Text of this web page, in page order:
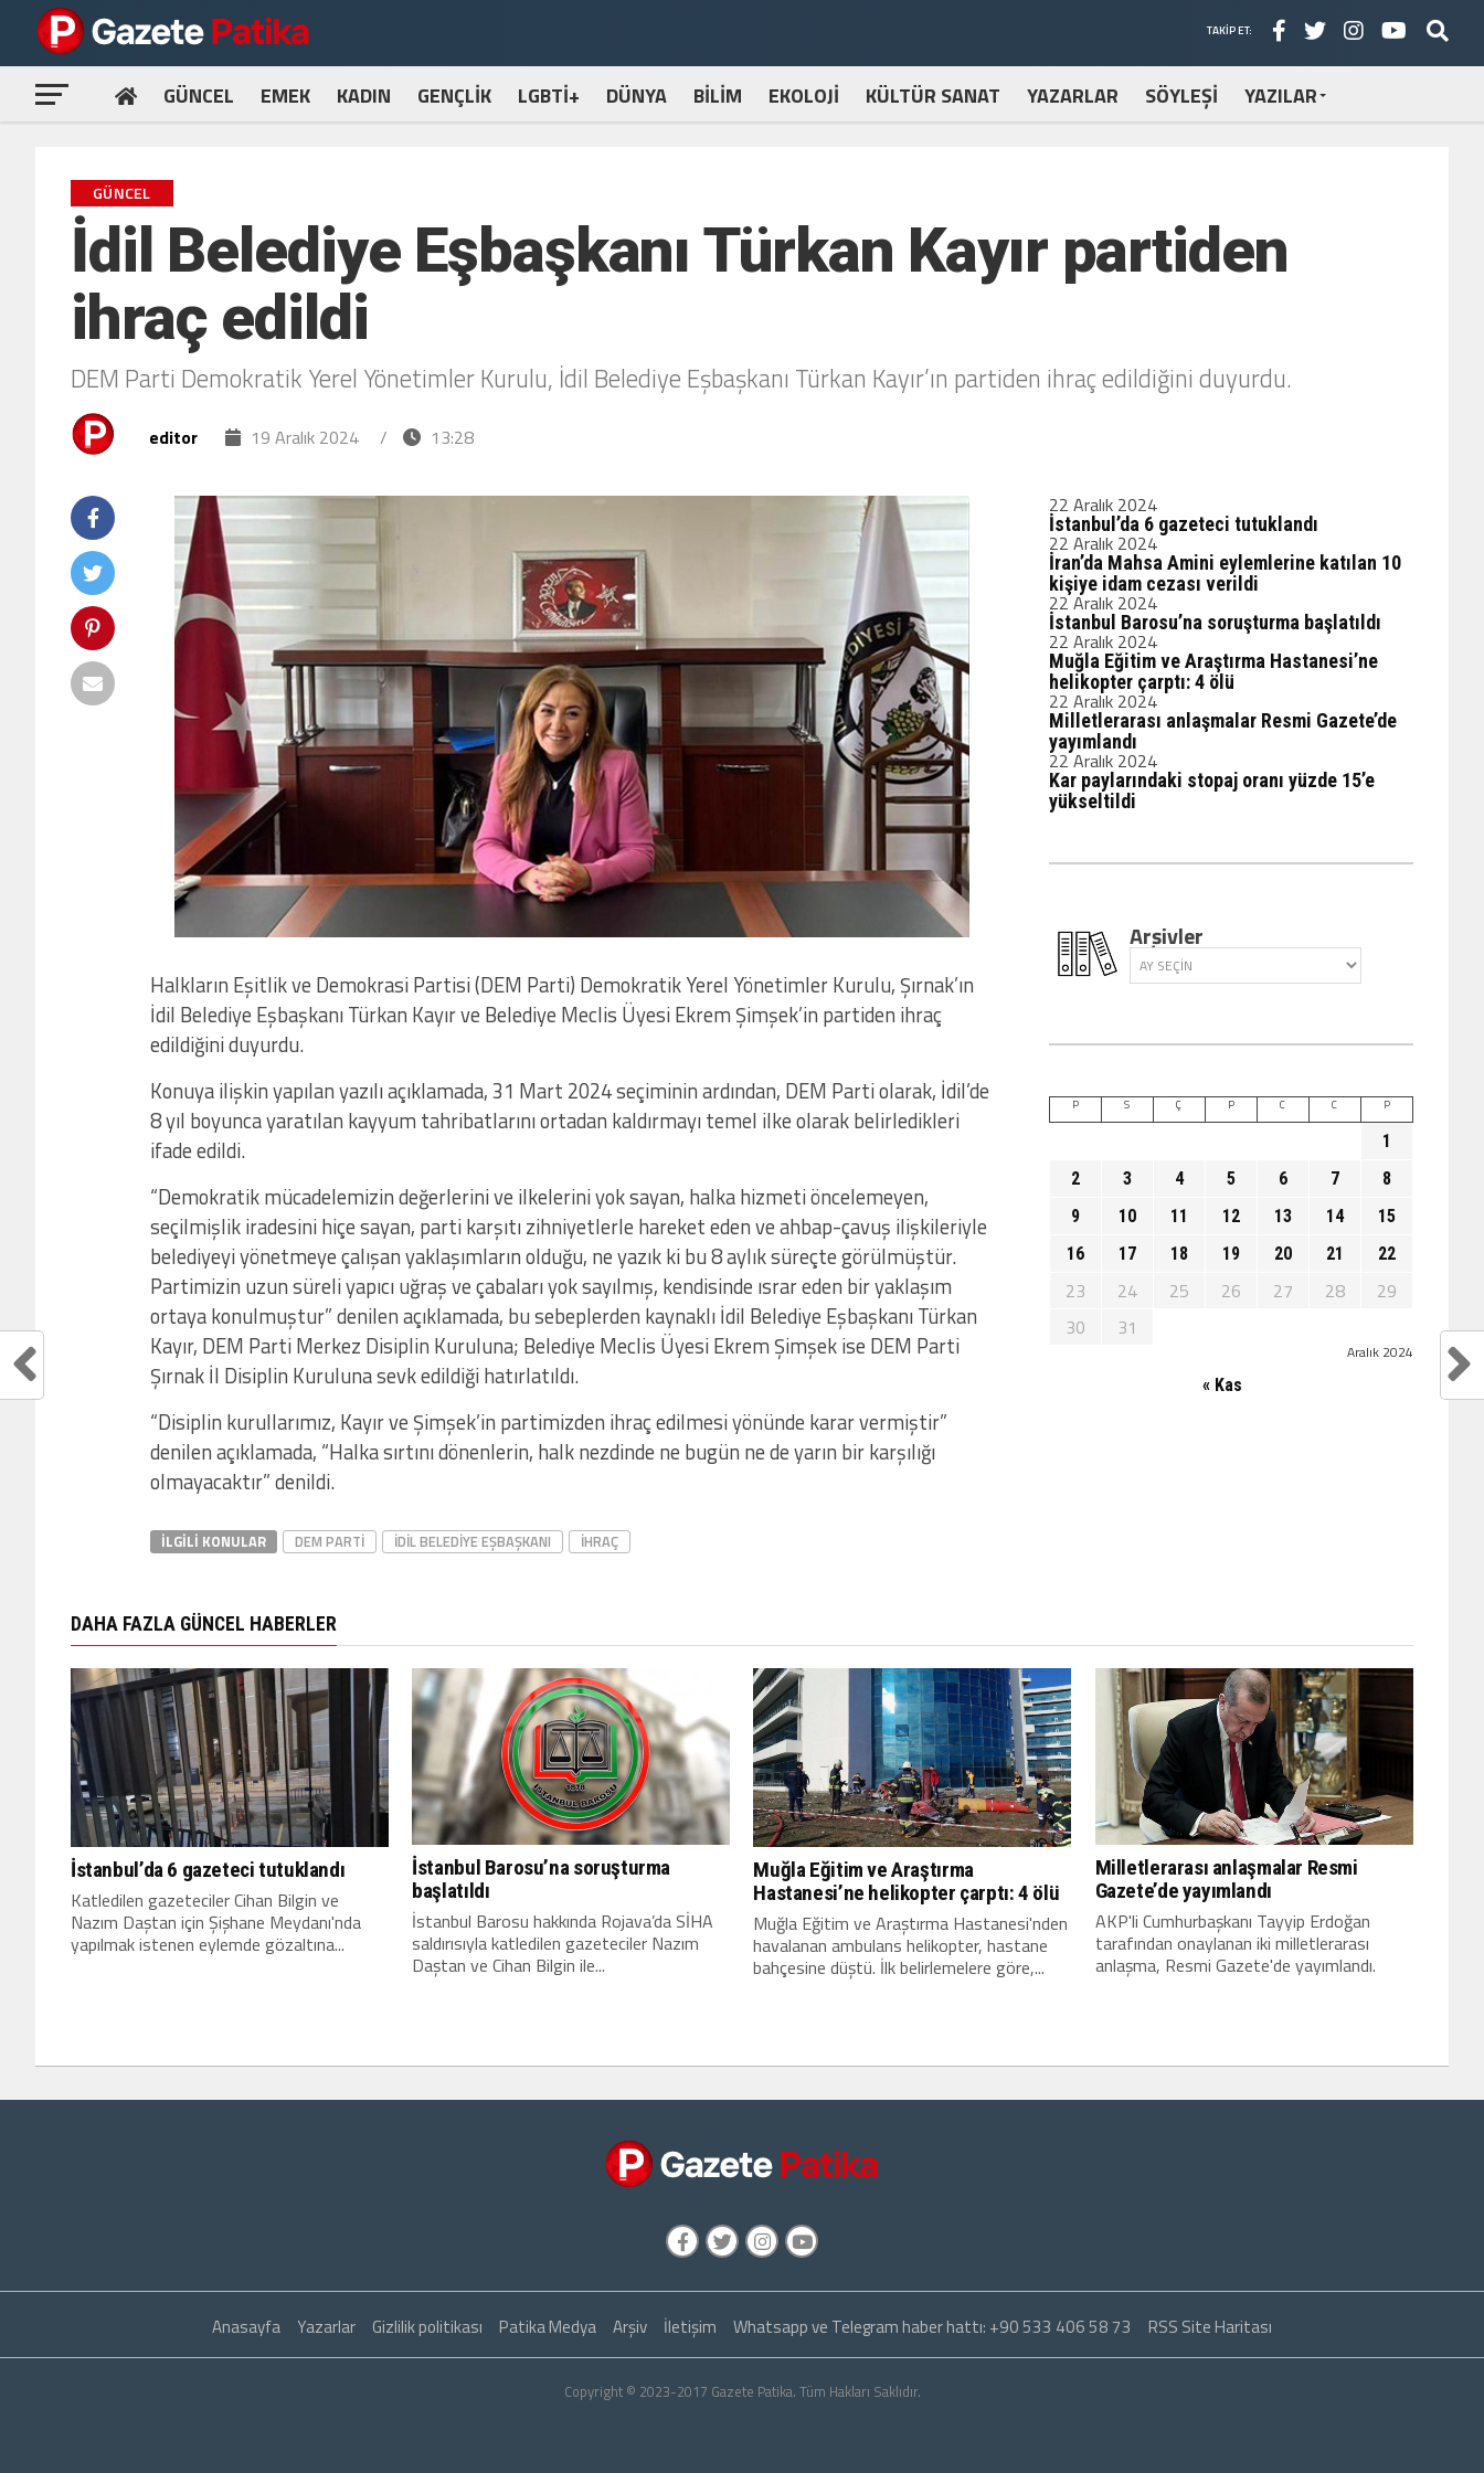
TAKIP ET:
GÜNCEL EMEK KADIN GENÇLİK LGBTİ+ DÜNYA BİLİM EKOLOJİ KÜLTÜR SANAT YAZARLAR SÖYLEŞİ YAZILAR
GÜNCEL
İdil Belediye Eşbaşkanı Türkan Kayır partiden
ihraç edildi
DEM Parti Demokratik Yerel Yönetimler Kurulu, İdil Belediye Eşbaşkanı Türkan Kayır’ın partiden ihraç edildiğini duyurdu.
editor 19 Aralık 2024 / 13:28
Halkların Eşitlik ve Demokrasi Partisi (DEM Parti) Demokratik Yerel Yönetimler Kurulu, Şırnak’ın
İdil Belediye Eşbaşkanı Türkan Kayır ve Belediye Meclis Üyesi Ekrem Şimşek’in partiden ihraç
edildiğini duyurdu.
Konuya ilişkin yapılan yazılı açıklamada, 31 Mart 2024 seçiminin ardından, DEM Parti olarak, İdil’de
8 yıl boyunca yaratılan kayyum tahribatlarını ortadan kaldırmayı temel ilke olarak belirledikleri
ifade edildi.
“Demokratik mücadelemizin değerlerini ve ilkelerini yok sayan, halka hizmeti öncelemeyen,
seçilmişlik iradesini hiçe sayan, parti karşıtı zihniyetlerle hareket eden ve ahbap-çavuş ilişkileriyle
belediyeyi yönetmeye çalışan yaklaşımların olduğu, ne yazık ki bu 8 aylık süreçte görülmüştür.
Partimizin uzun süreli yapıcı uğraş ve çabaları yok sayılmış, kendisinde ısrar eden bir yaklaşım
ortaya konulmuştur” denilen açıklamada, bu sebeplerden kaynaklı İdil Belediye Eşbaşkanı Türkan
Kayır, DEM Parti Merkez Disiplin Kuruluna; Belediye Meclis Üyesi Ekrem Şimşek ise DEM Parti
Şırnak İl Disiplin Kuruluna sevk edildiği hatırlatıldı.
“Disiplin kurullarımız, Kayır ve Şimşek’in partimizden ihraç edilmesi yönünde karar vermiştir”
denilen açıklamada, “Halka sırtını dönenlerin, halk nezdinde ne bugün ne de yarın bir karşılığı
olmayacaktır” denildi.
İLGILI KONULAR DEM PARTI IDIL BELEDIYE EŞBAŞKANI IHRAÇ
22 Aralık 2024
İstanbul’da 6 gazeteci tutuklandı
22 Aralık 2024
İran’da Mahsa Amini eylemlerine katılan 10
kişiye idam cezası verildi
22 Aralık 2024
İstanbul Barosu’na soruşturma başlatıldı
22 Aralık 2024
Muğla Eğitim ve Araştırma Hastanesi’ne
helikopter çarptı: 4 ölü
22 Aralık 2024
Milletlerarası anlaşmalar Resmi Gazete’de
yayımlandı
22 Aralık 2024
Kar paylarındaki stopaj oranı yüzde 15’e
yükseltildi
Arşivler
Aralık 2024
P S Ç P C C P
1
2
3 4 5 6 7
8
9
10 11 12 13 14
15
16
17 18 19 20 21 22
23 24 25 26 27 28
29
30
31
« Kas
DAHA FAZLA GÜNCEL HABERLER
İstanbul’da 6 gazeteci tutuklandı
Katledilen gazeteciler Cihan Bilgin ve
Nazım Daştan için Şişhane Meydanı'nda
yapılmak istenen eylemde gözaltına...
İstanbul Barosu’na soruşturma
başlatıldı
İstanbul Barosu hakkında Rojava’da SİHA
saldırısıyla katledilen gazeteciler Nazım
Daştan ve Cihan Bilgin ile...
Muğla Eğitim ve Araştırma
Hastanesi’ne helikopter çarptı: 4 ölü
Muğla Eğitim ve Araştırma Hastanesi'nden
havalanan ambulans helikopter, hastane
bahçesine düştü. İlk belirlemelere göre,...
Milletlerarası anlaşmalar Resmi
Gazete’de yayımlandı
AKP'li Cumhurbaşkanı Tayyip Erdoğan
tarafından onaylanan iki milletlerarası
anlaşma, Resmi Gazete'de yayımlandı.
Anasayfa Yazarlar Gizlilik politikası Patika Medya Arşiv İletişim Whatsapp ve Telegram haber hattı: +90 533 406 58 73 RSS Site Haritası
Copyright © 2023-2017 Gazete Patika. Tüm Hakları Saklıdır.